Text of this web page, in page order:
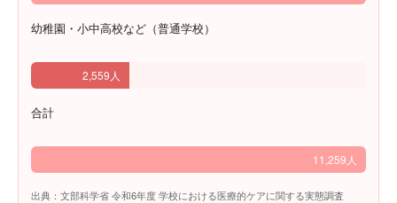
幼稚園・小中高校など（普通学校）
2,559人
合計
11,259人
出典：文部科学省 令和6年度 学校における医療的ケアに関する実態調査